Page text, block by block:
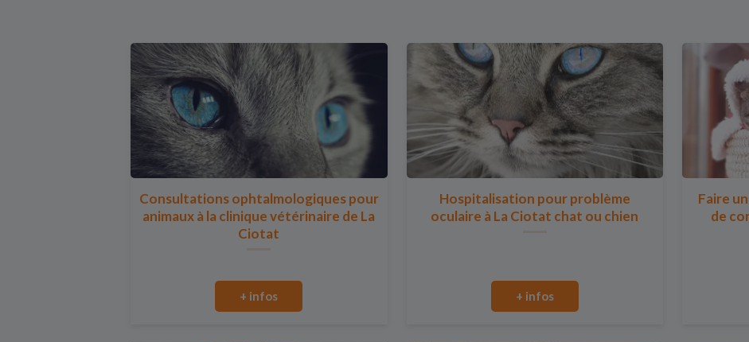
Consultations ophtalmologiques pour
animaux à la clinique vétérinaire de La
Ciotat
+ infos
Hospitalisation pour problème
oculaire à La Ciotat chat ou chien
+ infos
Faire
de